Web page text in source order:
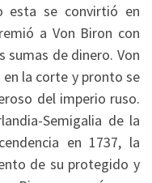
esta se convirtió en
a Von Biron con
de dinero. Von
la corte y pronto se
del imperio ruso.
Semigalia de la
en 1737, la
de su protegido y